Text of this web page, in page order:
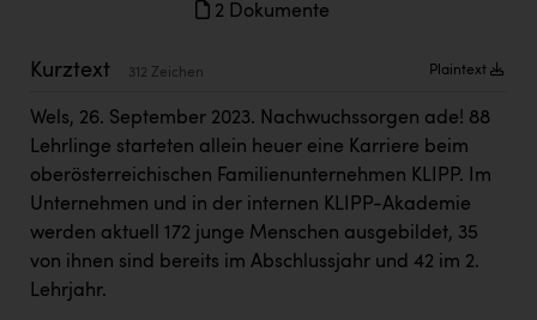
KIWI Kinderwunsch Institut Dr. Loimer
Kleider Bauer
2 Dokumente
Kurztext 312 Zeichen Plaintext
Wels, 26. September 2023. Nachwuchssorgen ade! 88
Lehrlinge starteten allein heuer eine Karriere beim
oberösterreichischen Familienunternehmen KLIPP. Im
Unternehmen und in der internen KLIPP-Akademie
werden aktuell 172 junge Menschen ausgebildet, 35
von ihnen sind bereits im Abschlussjahr und 42 im 2.
Lehrjahr.